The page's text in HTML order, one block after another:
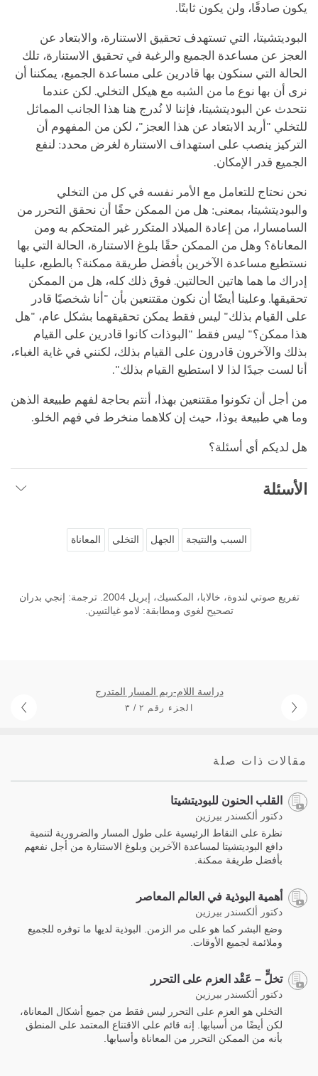
يكون صادقًا، ولن يكون ثابتًا.
البوديتشيتا، التي تستهدف تحقيق الاستنارة، والابتعاد عن
العجز عن مساعدة الجميع والرغبة في تحقيق الاستنارة، تلك
الحالة التي سنكون بها قادرين على مساعدة الجميع، يمكننا أن
نرى أن بها نوع ما من الشبه مع هيكل التخلي. لكن عندما
نتحدث عن البوديتشيتا، فإننا لا نُدرج هنا هذا الجانب المماثل
للتخلي "أريد الابتعاد عن هذا العجز"، لكن من المفهوم أن
التركيز ينصب على استهداف الاستنارة لغرض محدد: لنفع
الجميع قدر الإمكان.
نحن نحتاج للتعامل مع الأمر نفسه في كل من التخلي
والبوديتشيتا، بمعنى: هل من الممكن حقًا أن نحقق التحرر من
السامسارا، من إعادة الميلاد المتكرر غير المتحكم به ومن
المعاناة؟ وهل من الممكن حقًا بلوغ الاستنارة، الحالة التي بها
نستطيع مساعدة الآخرين بأفضل طريقة ممكنة؟ بالطبع، علينا
إدراك ما هما هاتين الحالتين. فوق ذلك كله، هل من الممكن
تحقيقها. وعلينا أيضًا أن نكون مقتنعين بأن "أنا شخصيًا قادر
على القيام بذلك" ليس فقط يمكن تحقيقهما بشكل عام، "هل
هذا ممكن؟" ليس فقط "البوذات كانوا قادرين على القيام
بذلك والآخرون قادرون على القيام بذلك، لكنني في غاية الغباء،
أنا لست جيدًا لذا لا استطيع القيام بذلك".
من أجل أن تكونوا مقتنعين بهذا، أنتم بحاجة لفهم طبيعة الذهن
وما هي طبيعة بوذا، حيث إن كلاهما منخرط في فهم الخلو.
هل لديكم أي أسئلة؟
الأسئلة
السبب والنتيجة الجهل التخلي المعاناة
تفريع صوتي لندوة، خالابا، المكسيك، إبريل 2004. ترجمة: إنجي بدران
تصحيح لغوي ومطابقة: لامو غيالتسِن.
دراسة اللام-ريم المسار المتدرج
الجزء رقم ٢ / ٣
مقالات ذات صلة
القلب الحنون للبوديتشيتا
دكتور ألكسندر بيرزين
نظرة على النقاط الرئيسية على طول المسار والضرورية لتنمية
دافع البوديتشيتا لمساعدة الآخرين وبلوغ الاستنارة من أجل نفعهم
بأفضل طريقة ممكنة.
أهمية البوذية في العالم المعاصر
دكتور ألكسندر بيرزين
وضع البشر كما هو على مر الزمن. البوذية لديها ما توفره للجميع
وملائمة لجميع الأوقات.
تخلٍّ – عَقْد العزم على التحرر
دكتور ألكسندر بيرزين
التخلي هو العزم على التحرر ليس فقط من جميع أشكال المعاناة،
لكن أيضًا من أسبابها. إنه قائم على الاقتناع المعتمد على المنطق
بأنه من الممكن التحرر من المعاناة وأسبابها.